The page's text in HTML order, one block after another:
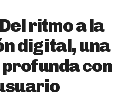
ritmo a la
digital, una
con